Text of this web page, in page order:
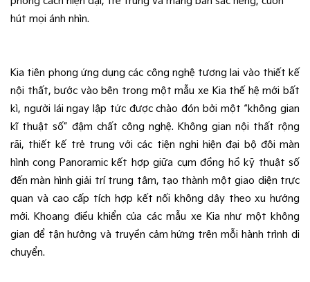
hút mọi ánh nhìn.
Kia tiên phong ứng dụng các công nghệ tương lai vào thiết kế
nội thất, bước vào bên trong một mẫu xe Kia thế hệ mới bất
kì, người lái ngay lập tức được chào đón bởi một “không gian
kĩ thuật số” đậm chất công nghệ. Không gian nội thất rộng
rãi, thiết kế trẻ trung với các tiện nghi hiện đại bộ đôi màn
hình cong Panoramic kết hợp giữa cụm đồng hồ kỹ thuật số
đến màn hình giải trí trung tâm, tạo thành một giao diện trực
quan và cao cấp tích hợp kết nối không dây theo xu hướng
mới. Khoang điều khiển của các mẫu xe Kia như một không
gian để tận hưởng và truyền cảm hứng trên mỗi hành trình di
chuyển.